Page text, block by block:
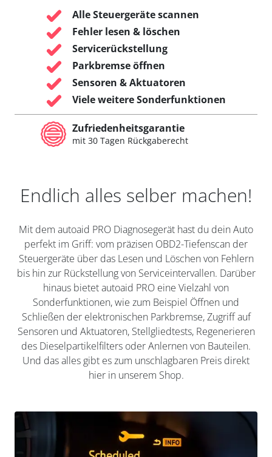
Alle Steuergeräte scannen
Fehler lesen & löschen
Servicerückstellung
Parkbremse öffnen
Sensoren & Aktuatoren
Viele weitere Sonderfunktionen
Zufriedenheitsgarantie
mit 30 Tagen Rückgaberecht
Endlich alles selber machen!
Mit dem autoaid PRO Diagnosegerät hast du dein Auto
perfekt im Griff: vom präzisen OBD2-Tiefenscan der
Steuergeräte über das Lesen und Löschen von Fehlern
bis hin zur Rückstellung von Serviceintervallen. Darüber
hinaus bietet autoaid PRO eine Vielzahl von
Sonderfunktionen, wie zum Beispiel Öffnen und
Schließen der elektronischen Parkbremse, Zugriff auf
Sensoren und Aktuatoren, Stellgliedtests, Regenerieren
des Dieselpartikelfilters oder Anlernen von Bauteilen.
Und das alles gibt es zum unschlagbaren Preis direkt
hier in unserem Shop.